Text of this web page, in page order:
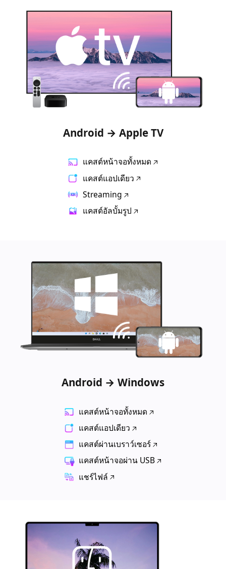
Android → Apple TV
แคสต์หน้าจอทั้งหมด
แคสต์แอปเดียว
Streaming
แคสต์อัลบั้มรูป
Android → Windows
แคสต์หน้าจอทั้งหมด
แคสต์แอปเดียว
แคสต์ผ่านเบราว์เซอร์
แคสต์หน้าจอผ่าน USB
แชร์ไฟล์